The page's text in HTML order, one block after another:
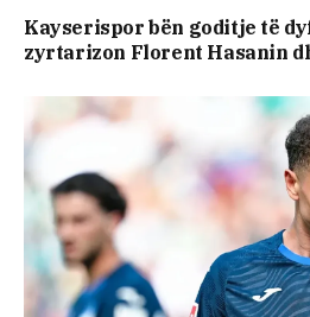
Kayserispor bën goditje të
zyrtarizon Florent Hasanin